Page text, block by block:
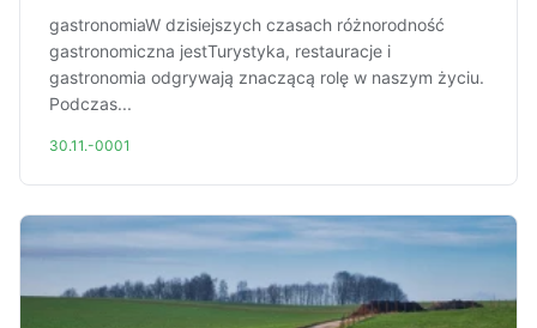
gastronomiaW dzisiejszych czasach różnorodność
gastronomiczna jestTurystyka, restauracje i
gastronomia odgrywają znaczącą rolę w naszym życiu.
Podczas...
30.11.-0001